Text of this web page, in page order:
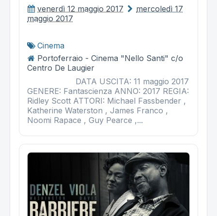
venerdì 12 maggio 2017
mercoledì 17
maggio 2017
Cinema
Portoferraio - Cinema "Nello Santi" c/o
Centro De Laugier
DATA USCITA: 11 maggio 2017
GENERE: Fantascienza ANNO: 2017 REGIA:
Ridley Scott ATTORI: Michael Fassbender ,
Katherine Waterston , James Franco ,
Noomi Rapace , Guy Pearce ,...